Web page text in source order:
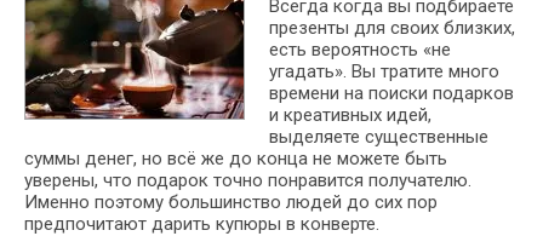
Всегда когда вы подбираете
презенты для своих близких,
есть вероятность «не
угадать». Вы тратите много
времени на поиски подарков
и креативных идей,
выделяете существенные
суммы денег, но всё же до конца не можете быть
уверены, что подарок точно понравится получателю.
Именно поэтому большинство людей до сих пор
предпочитают дарить купюры в конверте.